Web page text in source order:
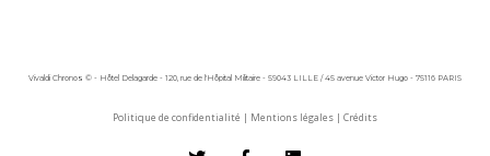
Vivaldi Chronos © - Hôtel Delagarde - 120, rue de l'Hôpital Militaire - 59043 LILLE / 45 avenue Victor Hugo - 75116 PARIS
Politique de confidentialité | Mentions légales | Crédits